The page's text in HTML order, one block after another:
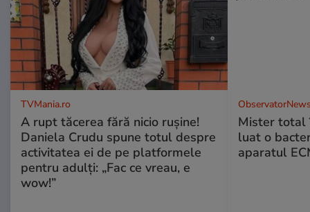
TVMania.ro
A rupt tăcerea fără nicio rușine!
Daniela Crudu spune totul despre
activitatea ei de pe platformele
pentru adulți: „Fac ce vreau, e
wow!”
Mister total
luat o
aparatul